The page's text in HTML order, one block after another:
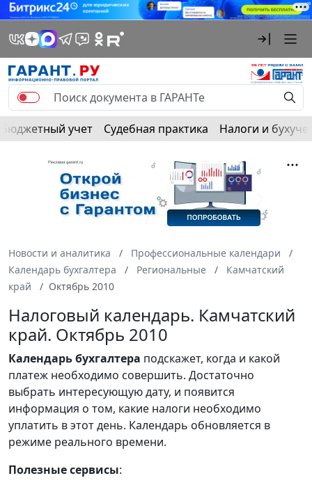
Бюджетный учет Судебная практика Налоги и
Новости и аналитика
Профессиональные календари
Календарь бухгалтера
Региональные
Камчатский
край
Октябрь 2010
Налоговый календарь. Камчатский
край. Октябрь 2010
Календарьбухгалтера подскажет, когда и какой
платеж необходимо совершить. Достаточно
выбрать интересующую дату, и появится
информация о том, какие налоги необходимо
уплатить в этот день. Календарь обновляется в
режиме реального времени.
Полезные сервисы: